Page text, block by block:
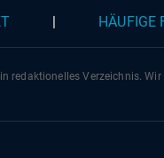
HÄUFIGE
redaktionelles Verzeichnis. Wir